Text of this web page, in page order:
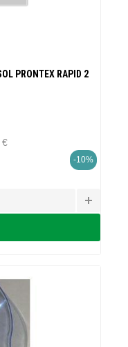
PRONTEX RAPID 2
€
-10%